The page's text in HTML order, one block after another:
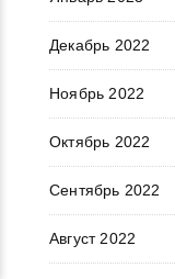
Декабрь 2022
Ноябрь 2022
Октябрь 2022
Сентябрь 2022
Август 2022